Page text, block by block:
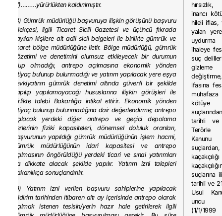
(7)………yürürlükten kaldırılmıştır.
(8) Gümrük müdürlüğü başvuruya ilişkin görüşünü başvuru
dilekçesi, ilgili Ticaret Sicili Gazetesi ve üçüncü fıkrada
sayılan kişilere ait adli sicil belgeleri ile birlikte gümrük ve
ticaret bölge müdürlüğüne iletir. Bölge müdürlüğü, gümrük
gözetimi ve denetimini olumsuz etkileyecek bir durumun
olup olmadığı, antrepo açılmasına ekonomik yönden
ihtiyaç bulunup bulunmadığı ve yatırım yapılacak yere eşya
sevkiyatının gümrük denetimi altında güvenli bir şekilde
yapılıp yapılamayacağı hususlarına ilişkin görüşleri ile
birlikte talebi Bakanlığa intikal ettirir. Ekonomik yönden
ihtiyaç bulunup bulunmadığına dair değerlendirme; antrepo
açılacak yerdeki diğer antrepo ve geçici depolama
yerlerinin fiziki kapasiteleri, dönemsel doluluk oranları,
başvurunun yapıldığı gümrük müdürlüğünün işlem hacmi,
gümrük müdürlüğünün idari kapasitesi ve antrepo
açılmasının öngörüldüğü yerdeki ticari ve sınai yatırımları
da dikkate alacak şekilde yapılır. Yatırım izni talepleri
Bakanlıkça sonuçlandırılır.
(9) Yatırım izni verilen başvuru sahiplerine yapılacak
bildirim tarihinden itibaren altı ay içerisinde antrepo olarak
açılmak istenen tesisin/yerin hazır hale getirilerek ilgili
hırsızlık,
inancı
hileli iflas,
yalan
ihaleye
suç
ifasına
kötüye
tarihli ve
Terörle
suçlarına
tarihli ve
Usul
uncu
(1/1/